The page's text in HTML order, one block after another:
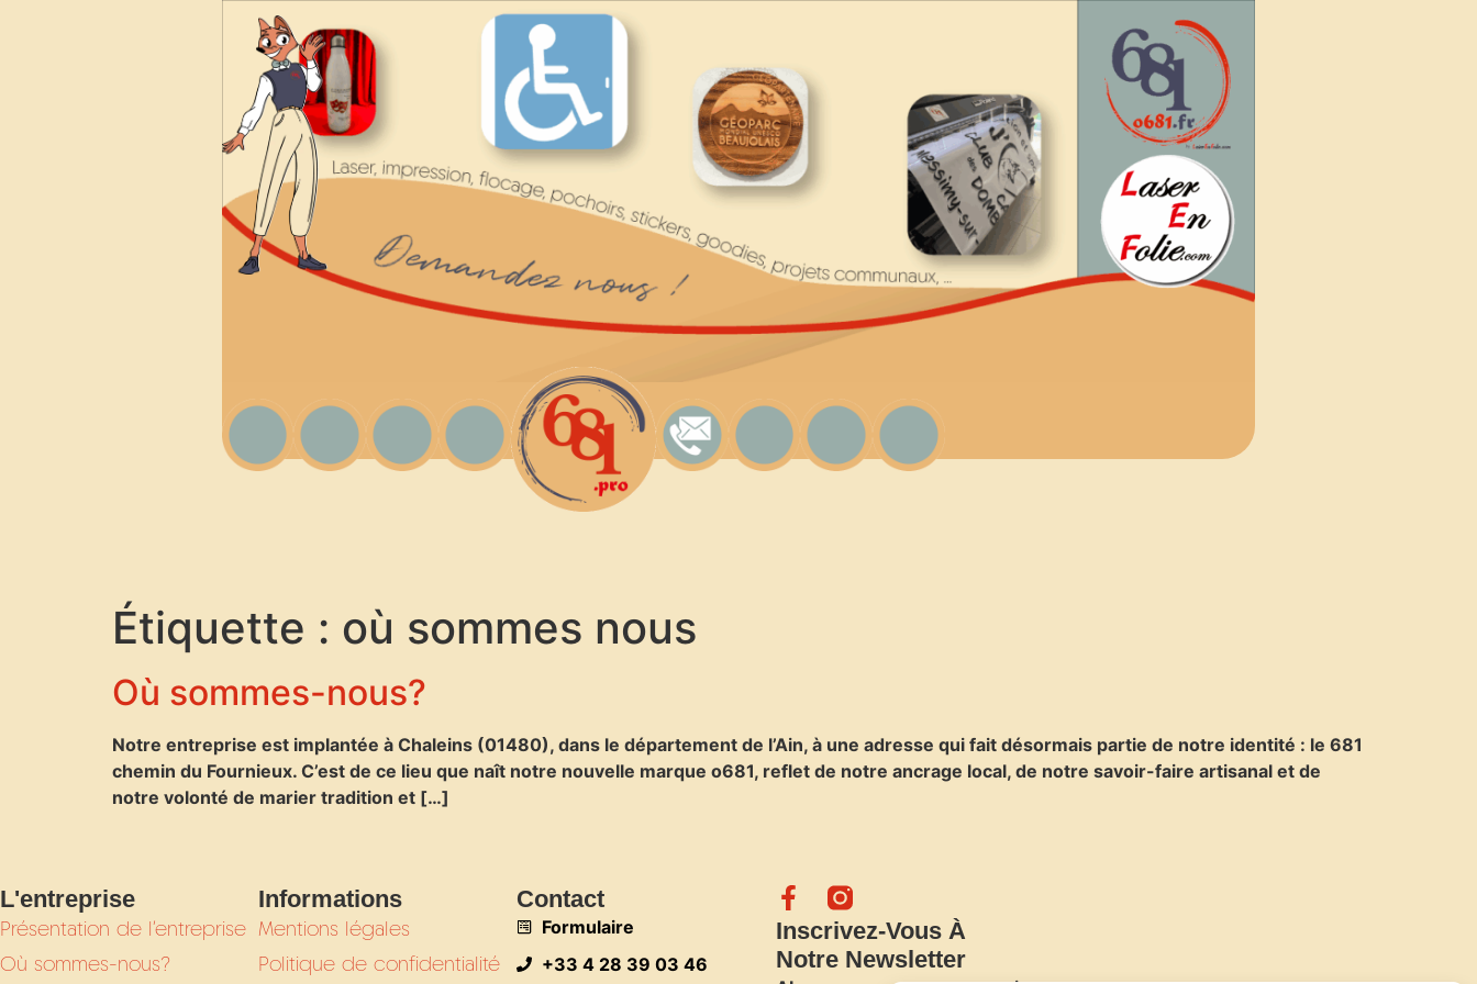
Étiquette : où sommes nous
Où sommes-nous?
Notre entreprise est implantée à Chaleins (01480), dans le département de l’Ain, à une adresse qui fait désormais partie de notre identité : le 681
chemin du Fournieux. C’est de ce lieu que naît notre nouvelle marque o681, reflet de notre ancrage local, de notre savoir-faire artisanal et de
notre volonté de marier tradition et […]
L'entreprise
Présentation de l’entreprise
Où sommes-nous?
Informations
Mentions légales
Politique de confidentialité
Contact
Formulaire
+33 4 28 39 03 46
Inscrivez-Vous À
Notre Newsletter